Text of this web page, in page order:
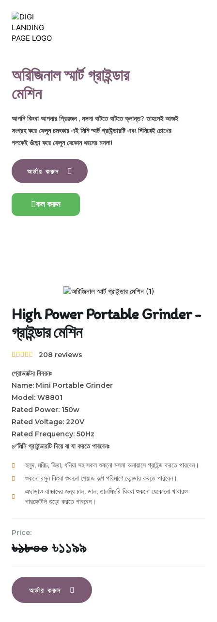
অরিজিনাল স্মার্ট গ্রাইন্ডার
মেশিন
আপনি কিংবা আপনার প্রিয়জন , মসলা বাটতে বাটতে ক্লান্ত? তাহলেই আজই
সংগ্রহ করে ফেলুন চমৎকার এইমিনি স্মার্ট গ্রাইন্ডারটিএবং নিমিষেই চোখের
পলকেই গুঁড়ো করে ফেলুন যেকোন ধরনের মসলা!
অর্ডার করুন
কল করুন
High Power Portable Grinder -
গ্রাইন্ডার মেশিন
     208 reviews
প্রোডাক্টের বিবরনঃ
Name: Mini Portable Grinder
Model: W8801
Rated Power: 150w
Rated Voltage: 220V
Rated Frequency: 50Hz
✅মিনি গ্রাইন্ডারটি দিয়ে যা যা করতে পারবেনঃ
হলুদ, মরিচ, জিরা, ধনিয়া সহ সকল শুকনো মসলা অনায়াসে গ্রাইন্ড করতে পারবেন।
শুকনো রসুন কিংবা শুকনো পেয়াজ অল্প পরিমাণে ব্লেন্ডার করতে পারবেন।
এছাড়াও বাচ্চাদের জন্য চাল, ডাল, তালমিছরি কিংবা শুকনো যেকোনো খাবারও
পারফেক্টলি গুড়ো করতে পারবেন।
Price:
৳১৮০০ ৳১১৯৯
অর্ডার করুন